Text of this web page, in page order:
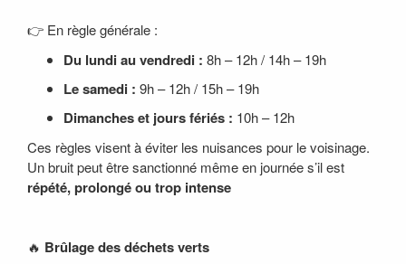
👉 En règle générale :
Du lundi au vendredi : 8h – 12h / 14h – 19h
Le samedi : 9h – 12h / 15h – 19h
Dimanches et jours fériés : 10h – 12h
Ces règles visent à éviter les nuisances pour le voisinage.
Un bruit peut être sanctionné même en journée s’il est
répété, prolongé ou trop intense
🔥 Brûlage des déchets verts